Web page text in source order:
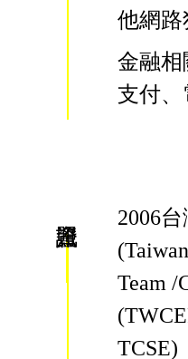
他網路
金融相
支付
2006
Team /
TCSE)